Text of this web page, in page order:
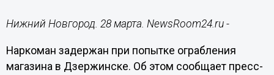
Нижний Новгород. 28 марта. NewsRoom24.ru -
Наркоман задержан при попытке ограбления
магазина в Дзержинске. Об этом сообщает пресс-